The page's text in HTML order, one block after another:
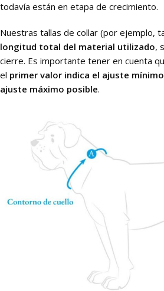
todavía están en etapa de crecimiento.
Nuestras tallas de collar (por ejemplo,
longitud total del material utilizado,
cierre. Es importante tener en cuenta
el primer valor indica el ajuste mínimo
ajuste máximo posible.